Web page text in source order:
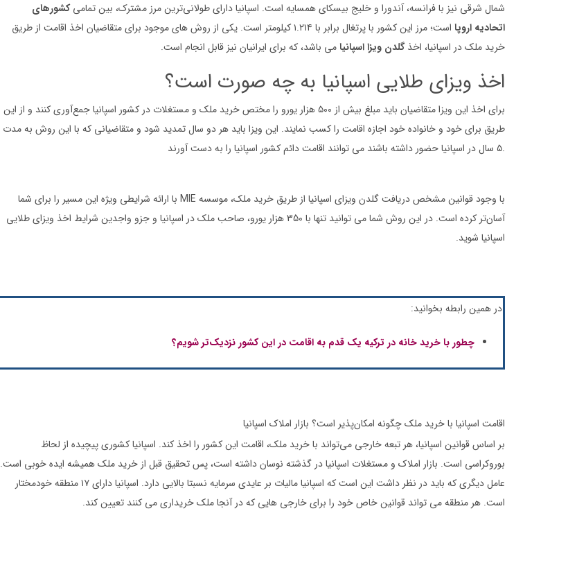
شمال شرقی نیز با فرانسه، آندورا و خلیج بیسکای همسایه است. اسپانیا دارای طولانی‌ترین مرز مشترک، بین تمامیکشورهای
اتحادیه اروپا
است؛ مرز این کشور با پرتغال برابر با ۱.۲۱۴ کیلومتر است. یکی از روش های موجود برای متقاضیان اخذ اقامت از طریق
خرید ملک در اسپانیا، اخذگلدن ویزا اسپانیا می باشد، که برای ایرانیان نیز قابل انجام است.
اخذ ویزای طلایی اسپانیا به چه صورت است؟
برای اخذ این ویزا متقاضیان باید مبلغ بیش از ۵۰۰ هزار یورو را مختص خرید ملک و مستغلات در کشور اسپانیا جمع‌آوری کنند و از این
طریق برای خود و خانواده خود اجازه اقامت را کسب نمایند. این ویزا باید هر دو سال تمدید شود و متقاضیانی که با این روش به مدت
۵ سال در اسپانیا حضور داشته باشند می توانند اقامت دائم کشور اسپانیا را به دست آورند.
با وجود قوانین مشخص دریافت گلدن ویزای اسپانیا از طریق خرید ملک، موسسه MIE با ارائه شرایطی ویژه این مسیر را برای شما
آسان‌تر کرده است. در این روش شما می توانید تنها با 350 هزار یورو، صاحب ملک در اسپانیا و جزو واجدین شرایط اخذ ویزای طلایی
اسپانیا شوید.
در همین رابطه بخوانید:
چطور با خرید خانه در ترکیه یک قدم به اقامت در این کشور نزدیک‌تر شویم؟
اقامت اسپانیا با خرید ملک چگونه امکان‌پذیر است؟ بازار املاک اسپانیا
بر اساس قوانین اسپانیا، هر تبعه خارجی می‌تواند با خرید ملک، اقامت این کشور را اخذ کند. اسپانیا کشوری پیچیده از لحاظ
بوروکراسی است. بازار املاک و مستغلات اسپانیا در گذشته نوسان داشته است، پس تحقیق قبل از خرید ملک همیشه ایده خوبی است.
عامل دیگری که باید در نظر داشت این است که اسپانیا مالیات بر عایدی سرمایه نسبتا بالایی دارد. اسپانیا دارای ۱۷ منطقه خودمختار
است. هر منطقه می تواند قوانین خاص خود را برای خارجی هایی که در آنجا ملک خریداری می کنند تعیین کند.